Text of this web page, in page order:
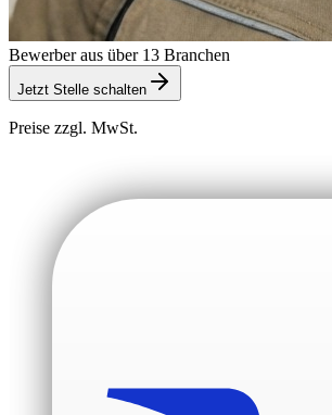
Bewerber aus über 13 Branchen
Jetzt Stelle schalten
Preise zzgl. MwSt.